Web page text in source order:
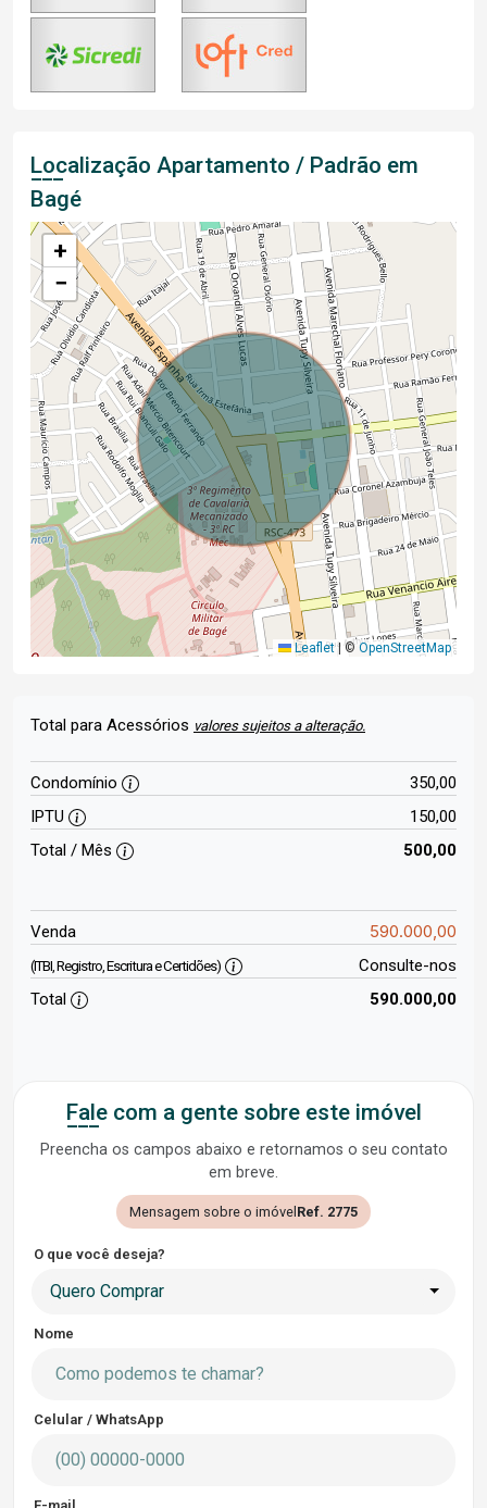
Localização Apartamento / Padrão em
Bagé
+
−
Leaflet | ©OpenStreetMap
Total para Acessórios valores sujeitos a alteração.
Condomínio
350,00
IPTU
150,00
Total / Mês
500,00
Venda 590.000,00
(ITBI, Registro, Escritura e Certidões)
Consulte-nos
Total
590.000,00
Fale com a gente sobre este imóvel
Preencha os campos abaixo e retornamos o seu contato
em breve.
Mensagem sobre o imóvel Ref. 2775
O que você deseja?
Quero Comprar
Nome
Celular / WhatsApp